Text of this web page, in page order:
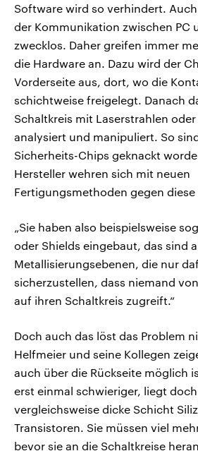
Software wird so verhindert.
der Kommunikation zwischen PC
zwecklos. Daher greifen immer
die Hardware an. Dazu wird der
Vorderseite aus, dort, wo die
schichtweise freigelegt. Danach
Schaltkreis mit Laserstrahlen
analysiert und manipuliert. So
Sicherheits-Chips geknackt
Hersteller wehren sich mit neuen
Fertigungsmethoden gegen diese
„Sie haben also beispielsweise
oder Shields eingebaut, das sind
Metallisierungsebenen, die nur
sicherzustellen, dass niemand
auf ihren Schaltkreis zugreift.“
Doch auch das löst das Problem
Helfmeier und seine Kollegen
auch über die Rückseite möglich
erst einmal schwieriger, liegt
vergleichsweise dicke Schicht
Transistoren. Sie müssen viel
bevor sie an die Schaltkreise